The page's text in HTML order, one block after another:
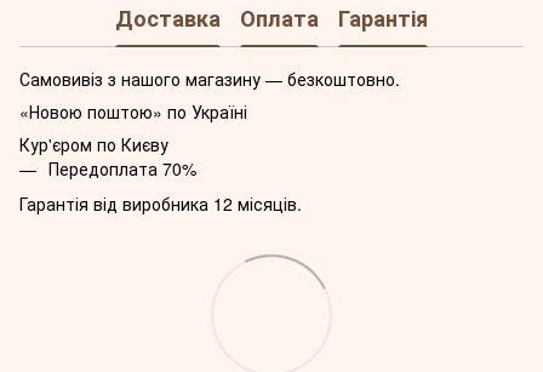
Доставка Оплата Гарантія
Самовивіз з нашого магазину — безкоштовно.
«Новою поштою» по Україні
Кур'єром по Києву
Передоплата 70%
Гарантія від виробника 12 місяців.